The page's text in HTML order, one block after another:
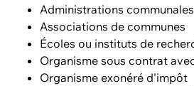
Administrations communales
Associations de communes
Écoles ou instituts de
Organisme sous contrat
Organisme exonéré d'impôt